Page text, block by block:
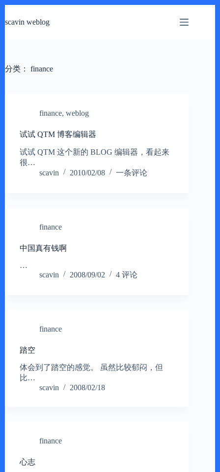
过
scavin weblog
分类： finance
finance, weblog
试试 QTM 博客编辑器
试试 QTM 这个新的 BLOG 编辑器，看起来
很…
scavin
2010/02/08 一条评论
finance
中国真有钱啊
…
scavin
2008/09/02 4 评论
finance
踏空
体会到了踏空的感觉。 虽然比较郁闷，但
比…
scavin
2008/02/18
finance
心志